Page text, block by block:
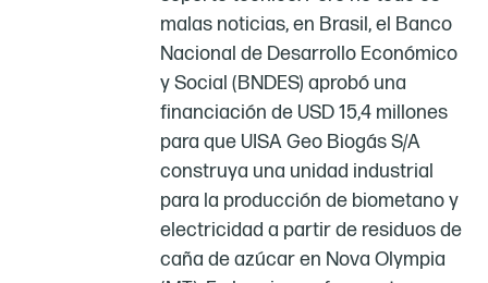
malas noticias, en Brasil, el Banco
Nacional de Desarrollo Económico
y Social (BNDES) aprobó una
financiación de USD 15,4 millones
para que UISA Geo Biogás S/A
construya una unidad industrial
para la producción de biometano y
electricidad a partir de residuos de
caña de azúcar en Nova Olympia